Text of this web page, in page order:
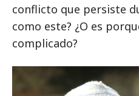
conflicto que persiste
como este? ¿O es
complicado?